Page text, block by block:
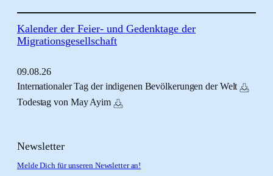
Kalender der Feier- und Gedenktage der
Migrationsgesellschaft
09.08.26
Internationaler Tag der indigenen Bevölkerungen der Welt
Todestag von May Ayim
Newsletter
Melde Dich für unseren Newsletter an!